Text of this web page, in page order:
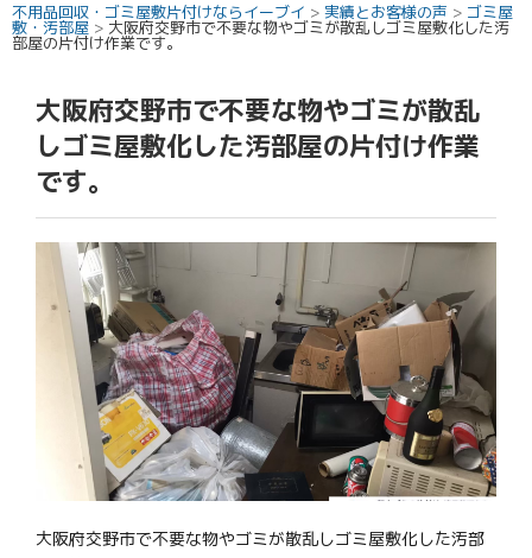
不用品回収・ゴミ屋敷片付けならイーブイ > 実績とお客様の声 > ゴミ屋
敷・汚部屋 > 大阪府交野市で不要な物やゴミが散乱しゴミ屋敷化した汚
部屋の片付け作業です。
大阪府交野市で不要な物やゴミが散乱
しゴミ屋敷化した汚部屋の片付け作業
です。
大阪府交野市で不要な物やゴミが散乱しゴミ屋敷化した汚部